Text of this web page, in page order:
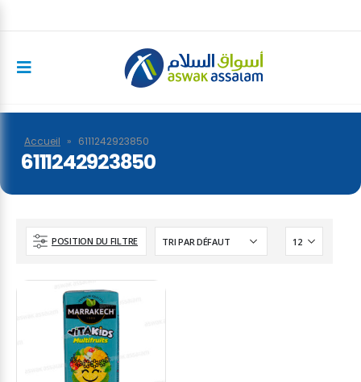
Accueil » 6111242923850
6111242923850
POSITION DU FILTRE